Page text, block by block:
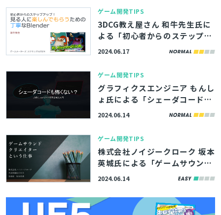
ー開発者の生活」の講演動画・
スライドを公開！【ゲームメー
カーズ スクランブル2024】
ゲーム開発TIPS
3DCG教え屋さん 和牛先生氏に
よる「初心者からのステップア
ップ！見る人に楽しんでもらう
イドを公開！【ゲームメーカー
ズ スクランブル2024】
2024.06.17
ゲーム開発TIPS
グラフィクスエンジニア もんし
ょ氏による「シェーダコードも
怖くない？ UEのCustomノー
画・スライドを公開！
2024.06.14
ゲーム開発TIPS
株式会社ノイジークローク 坂本
英城氏による「ゲームサウンド
クリエイターという仕事」スラ
2024.06.14